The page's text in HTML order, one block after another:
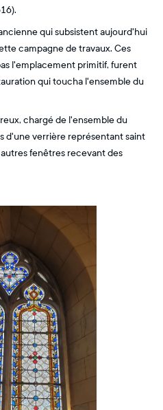
qui subsistent aujourd'hui
campagne de travaux. Ces
l'emplacement primitif, furent
qui toucha l'ensemble du
chargé de l'ensemble du
d'une verrière représentant saint
fenêtres recevant des